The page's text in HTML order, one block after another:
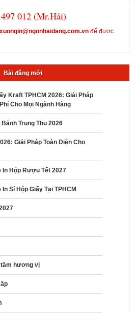
012 (Mr.Hải)
xuongin@ngonhaidang.com.vn để được
Bài đăng mới
Kraft TPHCM 2026: Giải Pháp
Cho Mọi Ngành Hàng
Trung Thu 2026
Giải Pháp Toàn Diện Cho
In Hộp Rượu Tết 2027
Sỉ Hộp Giấy Tại TPHCM
tầm hương vị